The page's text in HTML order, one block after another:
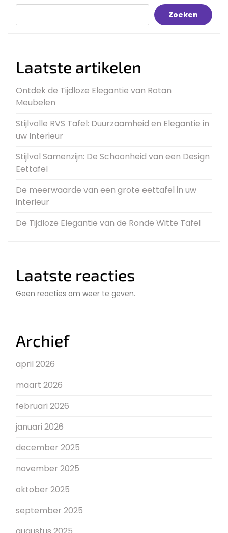
Zoeken
Laatste artikelen
Ontdek de Tijdloze Elegantie van Rotan
Meubelen
Stijlvolle RVS Tafel: Duurzaamheid en Elegantie in
uw Interieur
Stijlvol Samenzijn: De Schoonheid van een Design
Eettafel
De meerwaarde van een grote eettafel in uw
interieur
De Tijdloze Elegantie van de Ronde Witte Tafel
Laatste reacties
Geen reacties om weer te geven.
Archief
april 2026
maart 2026
februari 2026
januari 2026
december 2025
november 2025
oktober 2025
september 2025